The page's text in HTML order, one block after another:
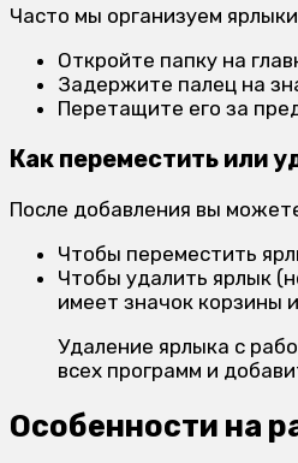
Часто мы организуем
Откройте папку на
Задержите палец на
Перетащите его за
Как переместить или
После добавления вы
Чтобы переместить
Чтобы удалить ярлык
имеет значок корзины
Удаление ярлыка с
всех программ и
Особенности на